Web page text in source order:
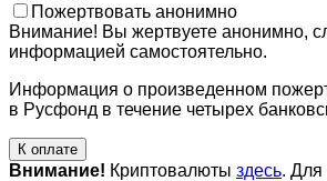
Пожертвовать анонимно
Внимание! Вы жертвуете анонимно,
информацией самостоятельно.
Информация о произведенном
в Русфонд в течение четырех
К оплате
Внимание! Криптовалюты здесь. Для